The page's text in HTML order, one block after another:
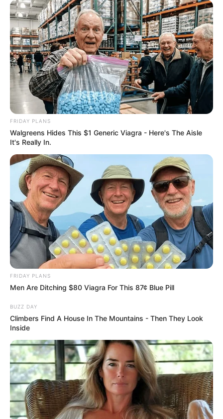
Receba notíciasdireto nocelular entrando nos nossos grupos.
Clique na opção preferida:
WhatsApp,|Telegram |Facebook ou Inscreva-se nocanal
doJASB no YouTube
FRIDAY PLANS
Walgreens Hides This $1 Generic Viagra - Here's The Aisle
It's Really In.
FRIDAY PLANS
Men Are Ditching $80 Viagra For This 87¢ Blue Pill
BUZZ DAY
Climbers Find A House In The Mountains - Then They Look
Inside